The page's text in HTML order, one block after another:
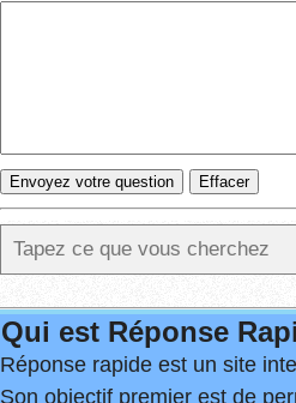
Qui est Réponse
Réponse rapide est un site
Son objectif premier est de